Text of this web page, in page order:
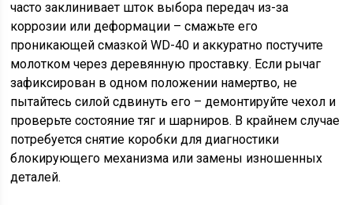
часто заклинивает шток выбора передач из-за
коррозии или деформации – смажьте его
проникающей смазкой WD-40 и аккуратно постучите
молотком через деревянную проставку. Если рычаг
зафиксирован в одном положении намертво, не
пытайтесь силой сдвинуть его – демонтируйте чехол и
проверьте состояние тяг и шарниров. В крайнем случае
потребуется снятие коробки для диагностики
блокирующего механизма или замены изношенных
деталей.